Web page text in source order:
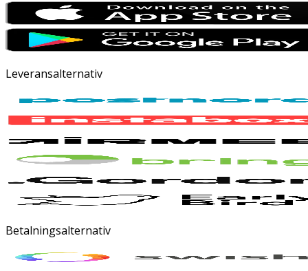
Leveransalternativ
Betalningsalternativ